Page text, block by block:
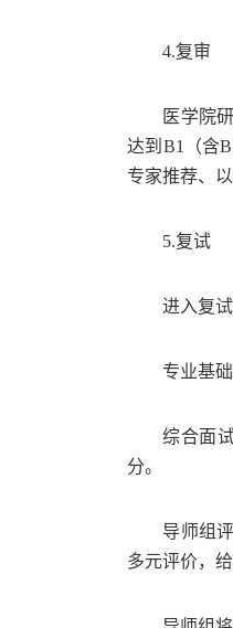
4.复审
医学院
达到 B1 （含
专家推荐、
5.复试
进入复
专业基
综合面
分。
导师组
多元评价，